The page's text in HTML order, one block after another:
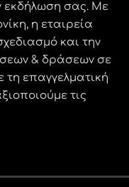
εκδήλωση σας. Με
η εταιρεία
και την
& δράσεων σε
τη επαγγελματική
τις